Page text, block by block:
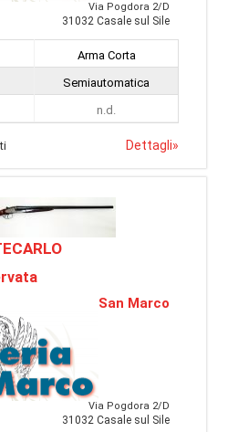
Via Pogdora 2/D
31032 Casale sul Sile
Arma Corta
Semiautomatica
n.d.
Dettagli»
San Marco
Via Pogdora 2/D
31032 Casale sul Sile